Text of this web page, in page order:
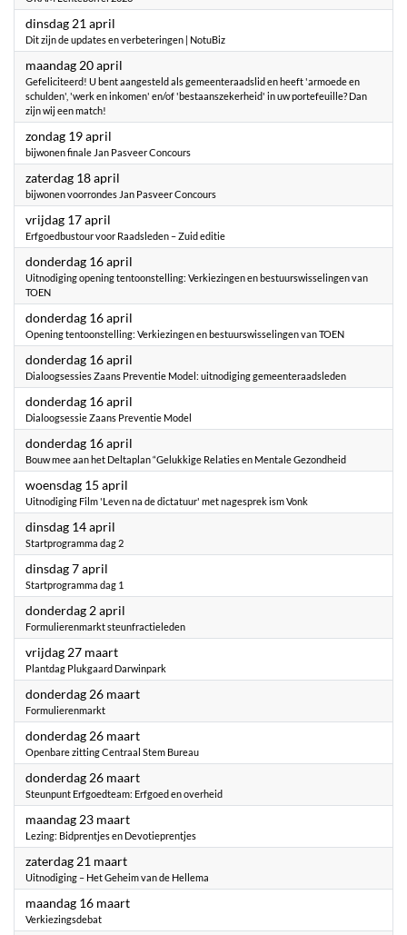
dinsdag 21 april
Dit zijn de updates en verbeteringen | NotuBiz
maandag 20 april
Gefeliciteerd! U bent aangesteld als gemeenteraadslid en heeft 'armoede en
schulden', 'werk en inkomen' en/of 'bestaanszekerheid' in uw portefeuille? Dan
zijn wij een match!
zondag 19 april
bijwonen finale Jan Pasveer Concours
zaterdag 18 april
bijwonen voorrondes Jan Pasveer Concours
vrijdag 17 april
Erfgoedbustour voor Raadsleden – Zuid editie
donderdag 16 april
Uitnodiging opening tentoonstelling: Verkiezingen en bestuurswisselingen van
TOEN
donderdag 16 april
Opening tentoonstelling: Verkiezingen en bestuurswisselingen van TOEN
donderdag 16 april
Dialoogsessies Zaans Preventie Model: uitnodiging gemeenteraadsleden
donderdag 16 april
Dialoogsessie Zaans Preventie Model
donderdag 16 april
Bouw mee aan het Deltaplan “Gelukkige Relaties en Mentale Gezondheid
woensdag 15 april
Uitnodiging Film 'Leven na de dictatuur' met nagesprek ism Vonk
dinsdag 14 april
Startprogramma dag 2
dinsdag 7 april
Startprogramma dag 1
donderdag 2 april
Formulierenmarkt steunfractieleden
vrijdag 27 maart2026
Plantdag Plukgaard Darwinpark
donderdag 26 maart2026
Formulierenmarkt
donderdag 26 maart2026
Openbare zitting Centraal Stem Bureau
donderdag 26 maart2026
Steunpunt Erfgoedteam: Erfgoed en overheid
maandag 23 maart2026
Lezing: Bidprentjes en Devotieprentjes
zaterdag 21 maart2026
Uitnodiging – Het Geheim van de Hellema
maandag 16 maart2026
Verkiezingsdebat